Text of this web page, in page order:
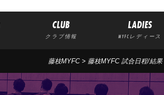
CLUB
クラブ情報
LADIES
MYFCレディース
藤枝MYFC> 藤枝MYFC 試合日程/結果